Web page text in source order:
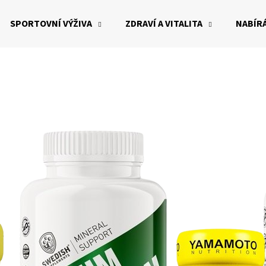
SPORTOVNÍ VÝŽIVA ZDRAVÍ A VITALITA
Doporučujeme